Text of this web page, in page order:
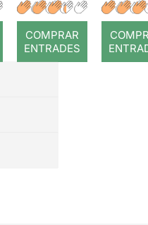
COMPRAR
ENTRADES